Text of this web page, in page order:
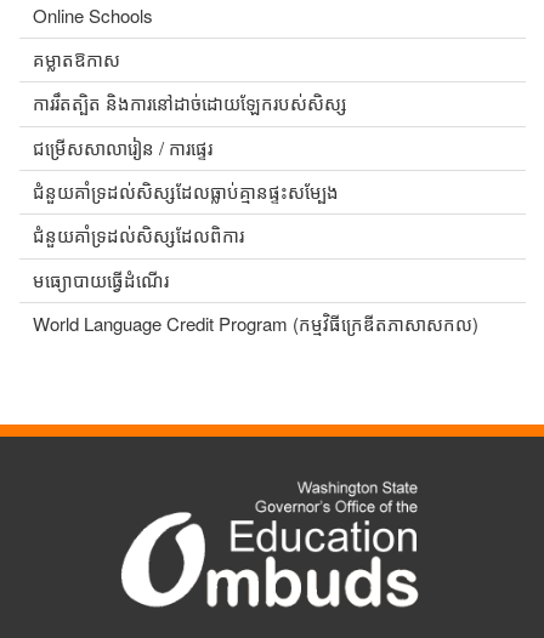
Online Schools
គម្លាតឱកាស
ការរឹតត្បិត និងការនៅដាច់ដោយឡែករបស់សិស្ស
ជម្រើសសាលារៀន / ការផ្ទេរ
ជំនួយគាំទ្រដល់សិស្សដែលធ្លាប់គ្មានផ្ទះសម្បែង
ជំនួយគាំទ្រដល់សិស្សដែលពិការ
មធ្យោបាយធ្វើដំណើរ
World Language Credit Program (កម្មវិធីក្រេឌីតភាសាសកល)